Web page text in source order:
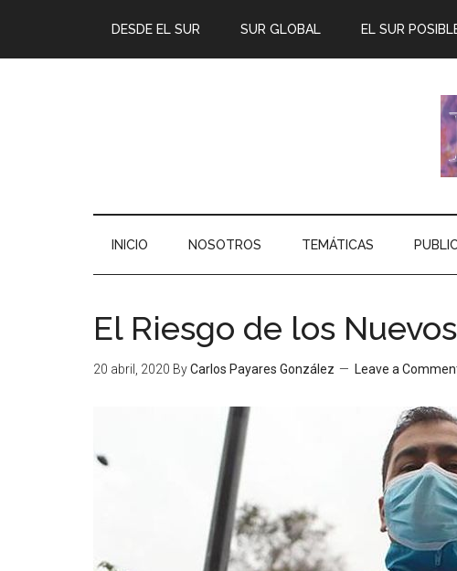
DESDE EL SUR SUR GLOBAL EL SUR
INICIO NOSOTROS TEMÁTICAS
El Riesgo de los
20 abril, 2020 ByCarlos Payares González Leave a